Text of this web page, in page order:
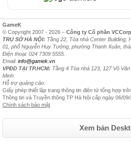
GameK
© Copyright 2007 - 2026 – Công ty Cổ phần VCCorp
TRỤ SỞ HÀ NỘI: Tầng 22, Tòa nhà Center Building,
01, phố Nguyễn Huy Tưởng, phường Thanh Xuân,
Điện thoại: 024 7309 5555.
Email: info@gamek.vn
VPĐD TẠI TP.HCM: Tầng 4 Tòa nhà 123, 127 Võ
Minh
Hỗ trợ quảng cáo:
Giấy phép thiết lập trang thông tin điện tử tổng hợp
Thông tin và Truyền thông TP Hà Nội cấp ngày 06/09/
Chính sách bảo mật
Xem bản